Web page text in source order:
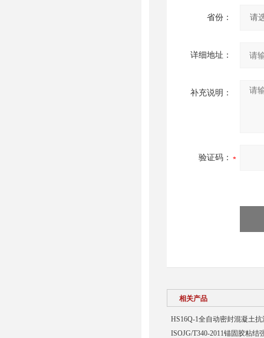
省份：
详细地址：
补充说明：
验证码：
相关产品
HS16Q-1全自动密封混凝土抗
ISOJG/T340-2011锚固胶粘结